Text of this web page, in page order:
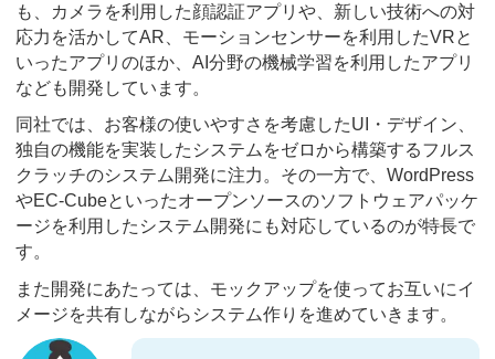
も、カメラを利用した顔認証アプリや、新しい技術への対
応力を活かしてAR、モーションセンサーを利用したVRと
いったアプリのほか、AI分野の機械学習を利用したアプリ
なども開発しています。
同社では、お客様の使いやすさを考慮したUI・デザイン、
独自の機能を実装したシステムをゼロから構築するフルス
クラッチのシステム開発に注力。その一方で、WordPress
やEC-Cubeといったオープンソースのソフトウェアパッケ
ージを利用したシステム開発にも対応しているのが特長で
す。
また開発にあたっては、モックアップを使ってお互いにイ
メージを共有しながらシステム作りを進めていきます。